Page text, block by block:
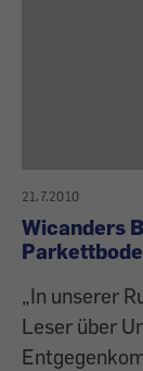
21.7.2010
Wicanders
„In unserer
Leser über